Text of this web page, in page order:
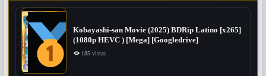
Kobayashi-san Movie (2025) BDRip Latino [x265]
(1080p HEVC ) [Mega] [Googledrive]
185 vistas